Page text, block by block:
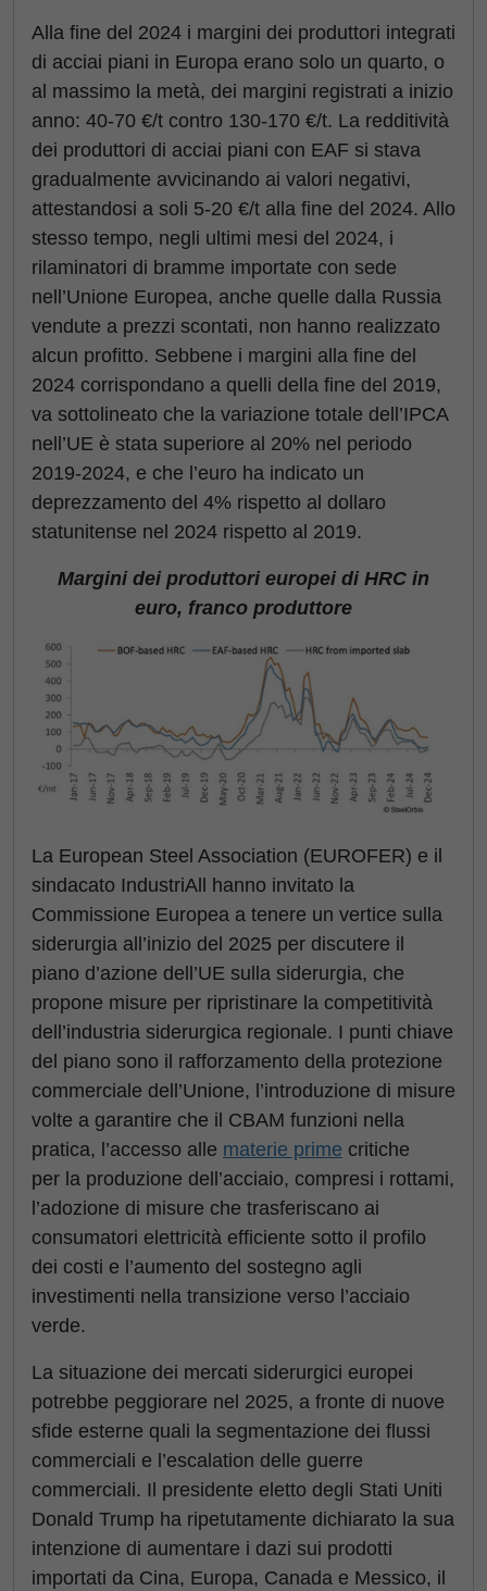
Alla fine del 2024 i margini dei produttori integrati
di acciai piani in Europa erano solo un quarto, o
al massimo la metà, dei margini registrati a inizio
anno: 40-70 €/t contro 130-170 €/t. La redditività
dei produttori di acciai piani con EAF si stava
gradualmente avvicinando ai valori negativi,
attestandosi a soli 5-20 €/t alla fine del 2024. Allo
stesso tempo, negli ultimi mesi del 2024, i
rilaminatori di bramme importate con sede
nell’Unione Europea, anche quelle dalla Russia
vendute a prezzi scontati, non hanno realizzato
alcun profitto. Sebbene i margini alla fine del
2024 corrispondano a quelli della fine del 2019,
va sottolineato che la variazione totale dell’IPCA
nell’UE è stata superiore al 20% nel periodo
2019-2024, e che l’euro ha indicato un
deprezzamento del 4% rispetto al dollaro
statunitense nel 2024 rispetto al 2019.
Margini dei produttori europei di HRC in
euro, franco produttore
La European Steel Association (EUROFER) e il
sindacato IndustriAll hanno invitato la
Commissione Europea a tenere un vertice sulla
siderurgia all’inizio del 2025 per discutere il
piano d’azione dell’UE sulla siderurgia, che
propone misure per ripristinare la competitività
dell’industria siderurgica regionale. I punti chiave
del piano sono il rafforzamento della protezione
commerciale dell’Unione, l’introduzione di misure
volte a garantire che il CBAM funzioni nella
pratica, l’accesso alle materie prime critiche
per la produzione dell’acciaio, compresi i rottami,
l’adozione di misure che trasferiscano ai
consumatori elettricità efficiente sotto il profilo
dei costi e l’aumento del sostegno agli
investimenti nella transizione verso l’acciaio
verde.
La situazione dei mercati siderurgici europei
potrebbe peggiorare nel 2025, a fronte di nuove
sfide esterne quali la segmentazione dei flussi
commerciali e l’escalation delle guerre
commerciali. Il presidente eletto degli Stati Uniti
Donald Trump ha ripetutamente dichiarato la sua
intenzione di aumentare i dazi sui prodotti
importati da Cina, Europa, Canada e Messico, il